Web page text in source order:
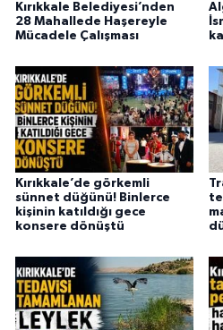
Kırıkkale Belediyesi’nden
28 Mahallede Haşereyle
Mücadele Çalışması
Kırıkkale’de görkemli
sünnet düğünü! Binlerce
kişinin katıldığı gece
konsere dönüştü